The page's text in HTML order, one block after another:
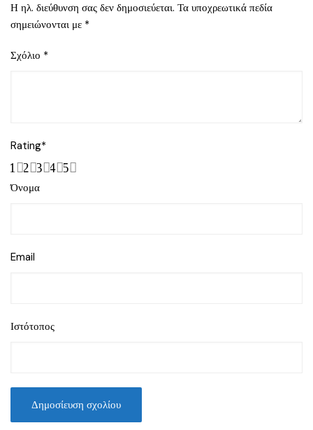
Η ηλ. διεύθυνση σας δεν δημοσιεύεται. Τα υποχρεωτικά πεδία
σημειώνονται με *
Σχόλιο *
Rating*
5
4
3
2
1
Όνομα
Email
Ιστότοπος